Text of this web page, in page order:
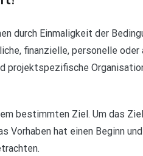
durch Einmaligkeit der
finanzielle, personelle oder
projektspezifische
bestimmten Ziel. Um das
Vorhaben hat einen Beginn